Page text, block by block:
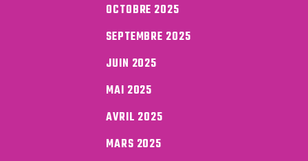
OCTOBRE 2025
SEPTEMBRE 2025
JUIN 2025
MAI 2025
AVRIL 2025
MARS 2025